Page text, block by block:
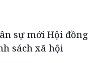
sự mới Hội đồng
sách xã hội